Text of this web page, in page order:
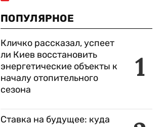
ПОПУЛЯРНОЕ
1
Кличко рассказал, успеет
ли Киев восстановить
энергетические объекты к
началу отопительного
сезона
Ставка на будущее: куда